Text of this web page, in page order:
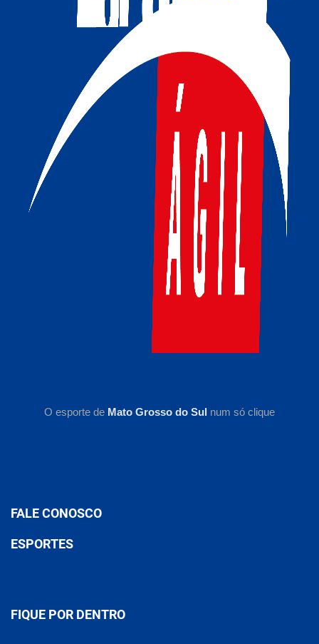
O esporte de Mato Grosso do Sul num só clique
FALE CONOSCO
ESPORTES
FIQUE POR DENTRO